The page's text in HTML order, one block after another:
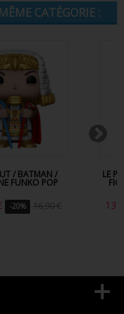
CATÉGORIE :
/ BATMAN /
FUNKO POP
-20% 16,90 €
LE